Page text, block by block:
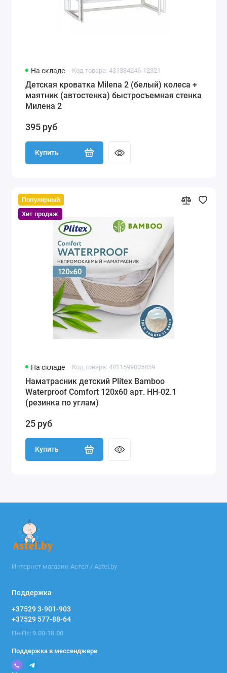
На складе Код товара: 431384246-12321
Детская кроватка Milena 2 (белый) колеса +
маятник (автостенка) быстросъемная стенка
Милена 2
395 руб
Купить
Популярный
Хит продаж
На складе Код товара: 4811599005859
Наматрасник детский Plitex Bamboo
Waterproof Comfort 120х60 арт. НН-02.1
(резинка по углам)
25 руб
Купить
Интернет магазин Астел / Astel.by
Поддержка
+37529 3-901-903
+37529 577-88-64
Пн-Пт: 9.00-18.00
Поддержка в мессенджере